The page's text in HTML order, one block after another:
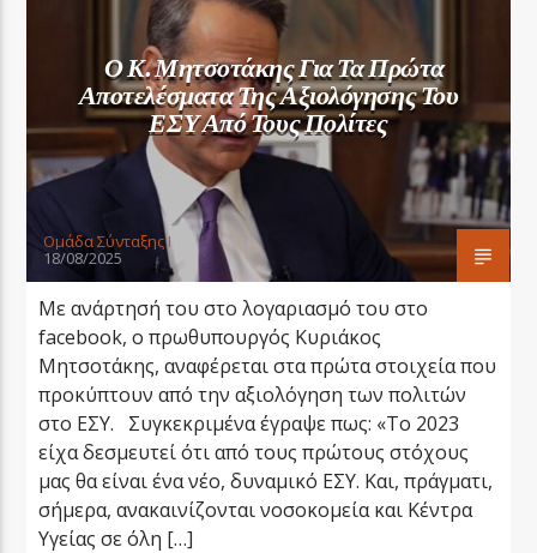
LA FAMIGLIA RADIO
LA FAMIGLIA ΝΗΣΙΩΤΙΚΑ
Ο Κ. Μητσοτάκης Για Τα Πρώτα
Αποτελέσματα Της Αξιολόγησης Του
ΕΣΥ Από Τους Πολίτες
Oμάδα Σύνταξης Ι
18/08/2025
Με ανάρτησή του στο λογαριασμό του στο
facebook, ο πρωθυπουργός Κυριάκος
Μητσοτάκης, αναφέρεται στα πρώτα στοιχεία που
προκύπτουν από την αξιολόγηση των πολιτών
στο ΕΣΥ. Συγκεκριμένα έγραψε πως: «Το 2023
είχα δεσμευτεί ότι από τους πρώτους στόχους
μας θα είναι ένα νέο, δυναμικό ΕΣΥ. Και, πράγματι,
σήμερα, ανακαινίζονται νοσοκομεία και Κέντρα
Υγείας σε όλη […]